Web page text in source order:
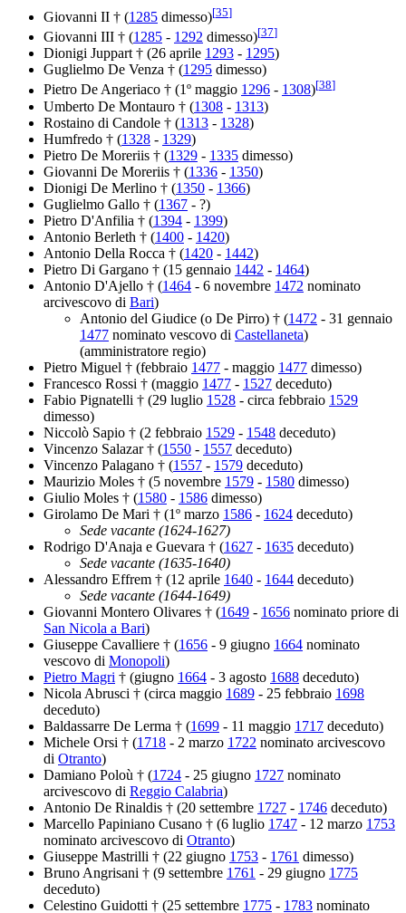
Giovanni II † (1285 dimesso)[35]
Giovanni III † (1285 - 1292 dimesso)[37]
Dionigi Juppart † (26 aprile 1293 - 1295)
Guglielmo De Venza † (1295 dimesso)
Pietro De Angeriaco † (1º maggio 1296 - 1308)[38]
Umberto De Montauro † (1308 - 1313)
Rostaino di Candole † (1313 - 1328)
Humfredo † (1328 - 1329)
Pietro De Moreriis † (1329 - 1335 dimesso)
Giovanni De Moreriis † (1336 - 1350)
Dionigi De Merlino † (1350 - 1366)
Guglielmo Gallo † (1367 - ?)
Pietro D'Anfilia † (1394 - 1399)
Antonio Berleth † (1400 - 1420)
Antonio Della Rocca † (1420 - 1442)
Pietro Di Gargano † (15 gennaio 1442 - 1464)
Antonio D'Ajello † (1464 - 6 novembre 1472 nominato
arcivescovo di Bari)
Antonio del Giudice (o De Pirro) † (1472 - 31 gennaio
1477 nominato vescovo di Castellaneta)
(amministratore regio)
Pietro Miguel † (febbraio 1477 - maggio 1477 dimesso)
Francesco Rossi † (maggio 1477 - 1527 deceduto)
Fabio Pignatelli † (29 luglio 1528 - circa febbraio 1529
dimesso)
Niccolò Sapio † (2 febbraio 1529 - 1548 deceduto)
Vincenzo Salazar † (1550 - 1557 deceduto)
Vincenzo Palagano † (1557 - 1579 deceduto)
Maurizio Moles † (5 novembre 1579 - 1580 dimesso)
Giulio Moles † (1580 - 1586 dimesso)
Girolamo De Mari † (1º marzo 1586 - 1624 deceduto)
Sede vacante (1624-1627)
Rodrigo D'Anaja e Guevara † (1627 - 1635 deceduto)
Sede vacante (1635-1640)
Alessandro Effrem † (12 aprile 1640 - 1644 deceduto)
Sede vacante (1644-1649)
Giovanni Montero Olivares † (1649 - 1656 nominato priore di
San Nicola a Bari)
Giuseppe Cavalliere † (1656 - 9 giugno 1664 nominato
vescovo di Monopoli)
Pietro Magri † (giugno 1664 - 3 agosto 1688 deceduto)
Nicola Abrusci † (circa maggio 1689 - 25 febbraio 1698
deceduto)
Baldassarre De Lerma † (1699 - 11 maggio 1717 deceduto)
Michele Orsi † (1718 - 2 marzo 1722 nominato arcivescovo
di Otranto)
Damiano Poloù † (1724 - 25 giugno 1727 nominato
arcivescovo di Reggio Calabria)
Antonio De Rinaldis † (20 settembre 1727 - 1746 deceduto)
Marcello Papiniano Cusano † (6 luglio 1747 - 12 marzo 1753
nominato arcivescovo di Otranto)
Giuseppe Mastrilli † (22 giugno 1753 - 1761 dimesso)
Bruno Angrisani † (9 settembre 1761 - 29 giugno 1775
deceduto)
Celestino Guidotti † (25 settembre 1775 - 1783 nominato